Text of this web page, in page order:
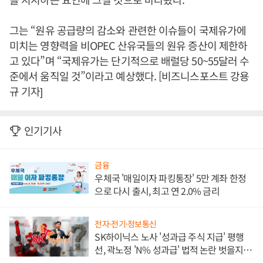
그는 “원유 공급량의 감소와 관련한 이슈들이 국제유가에
미치는 영향력을 비OPEC 산유국들의 원유 증산이 제한하
고 있다”며 “국제유가는 단기적으로 배럴당 50~55달러 수
준에서 움직일 것”이라고 예상했다. [비즈니스포스트 강용
규 기자]
인기기사
금융
우체국 '매일이자 파킹통장' 5만 계좌 한정
으로 다시 출시, 최고 연 2.0% 금리
전자·전기·정보통신
SK하이닉스 노사 '성과급 주식 지급' 평행
선, 곽노정 'N% 성과급' 법적 논란 벗을지 주